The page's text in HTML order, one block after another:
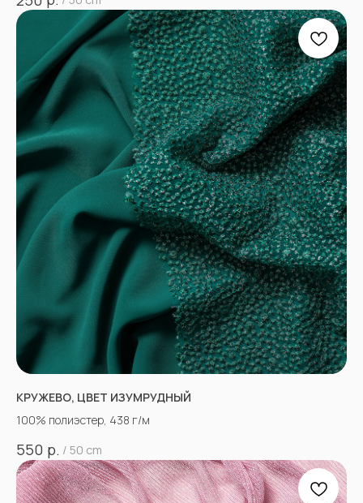
КРУЖЕВО, ЦВЕТ ИЗУМРУДНЫЙ
100% полиэстер, 438 г/м
550 р. / 50 cm